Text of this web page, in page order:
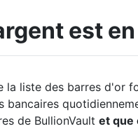
est
liste des barres d'or
de BullionVault et que